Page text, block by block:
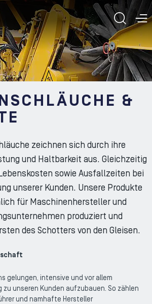
&
zeichnen sich durch ihre
und Haltbarkeit aus. Gleichzeitig
sowie Ausfallzeiten bei
unserer Kunden. Unsere Produkte
für Maschinenhersteller und
produziert und
des Schotters von den Gleisen.
gelungen, intensive und vor allem
zu unseren Kunden aufzubauen. So zählen
und namhafte Hersteller